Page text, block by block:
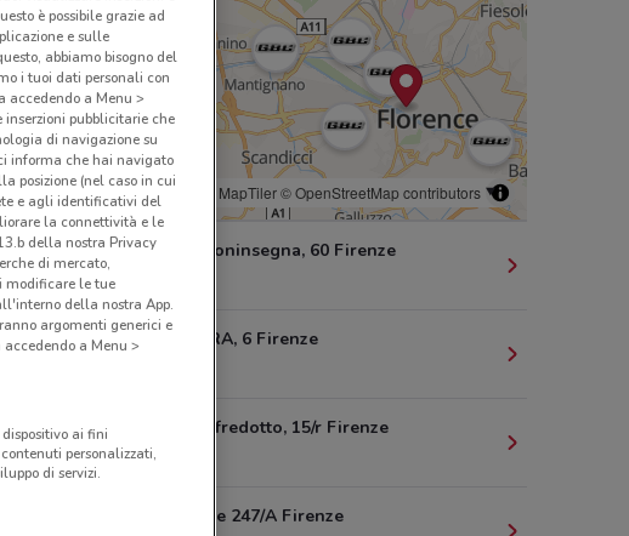
© MapTiler© OpenStreetMap contributors
Via D. di Buoninsegna, 60 Firenze
VIA VALDERA, 6 Firenze
Piazza Gualfredotto, 15/r Firenze
3.5 km
Via Pistoiese 247/A Firenze
è possibile grazie ad
e sulle
abbiamo bisogno del
i tuoi dati personali con
accedendo a Menu >
inserzioni pubblicitarie che
di navigazione su
informa che hai navigato
posizione (nel caso in cui
e agli identificativi del
la connettività e le
della nostra Privacy
di mercato,
modificare le tue
della nostra App.
argomenti generici e
a Menu >
ai fini
personalizzati,
di servizi.